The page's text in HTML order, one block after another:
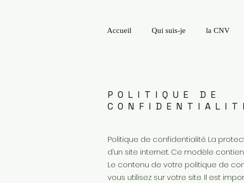
Accueil Qui suis-je la CNV
POLITIQUE DE
Politique de confidentialité. La
d’un site internet. Ce modèle
Le contenu de votre politique de
vous utilisez sur votre site. Il est